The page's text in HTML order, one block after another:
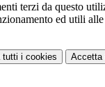
terzi da questo
ed utili
tutti i cookies Accetta